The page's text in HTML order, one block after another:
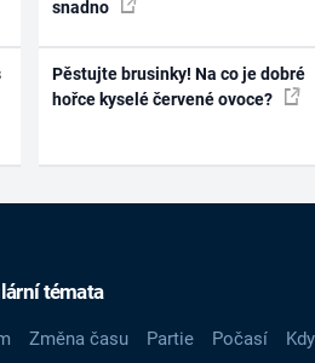
snadno
Pěstujte brusinky! Na co je dobré
hořce kyselé červené ovoce?
témata
Změna času Partie Počasí